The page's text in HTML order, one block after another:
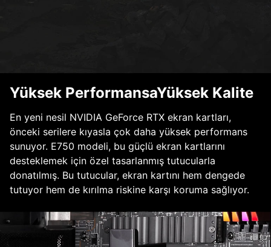
Yüksek PerformansaYüksek Kalite
En yeni nesil NVIDIA GeForce RTX ekran kartları,
önceki serilere kıyasla çok daha yüksek performans
sunuyor. E750 modeli, bu güçlü ekran kartlarını
desteklemek için özel tasarlanmış tutucularla
donatılmış. Bu tutucular, ekran kartını hem dengede
tutuyor hem de kırılma riskine karşı koruma sağlıyor.